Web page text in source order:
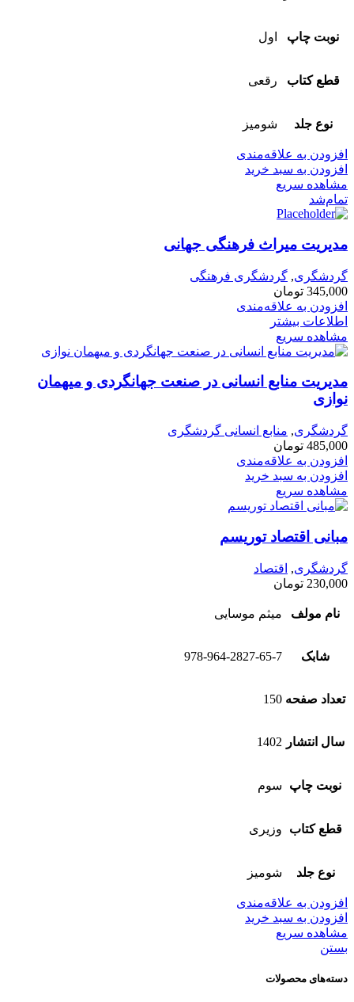
نوبت چاپ اول
قطع کتاب رقعی
نوع جلد شومیز
افزودن به علاقه‌مندی
افزودن به سبد خرید
مشاهده سریع
تمام‌شد
مدیریت میراث فرهنگی جهانی
گردشگری, گردشگری فرهنگی
345,000 تومان
افزودن به علاقه‌مندی
اطلاعات بیشتر
مشاهده سریع
مدیریت منابع انسانی در صنعت جهانگردی و میهمان
نوازی
گردشگری, منابع انسانی گردشگری
485,000 تومان
افزودن به علاقه‌مندی
افزودن به سبد خرید
مشاهده سریع
مبانی اقتصاد توریسم
گردشگری, اقتصاد
230,000 تومان
نام مولف میثم موسایی
شابک 978-964-2827-65-7
تعداد صفحه 150
سال انتشار 1402
نوبت چاپ سوم
قطع کتاب وزیری
نوع جلد شومیز
افزودن به علاقه‌مندی
افزودن به سبد خرید
مشاهده سریع
بستن
دسته‌های محصولات